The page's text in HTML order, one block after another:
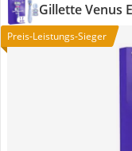
Gillette Venus
Preis-Leistungs-Sieger